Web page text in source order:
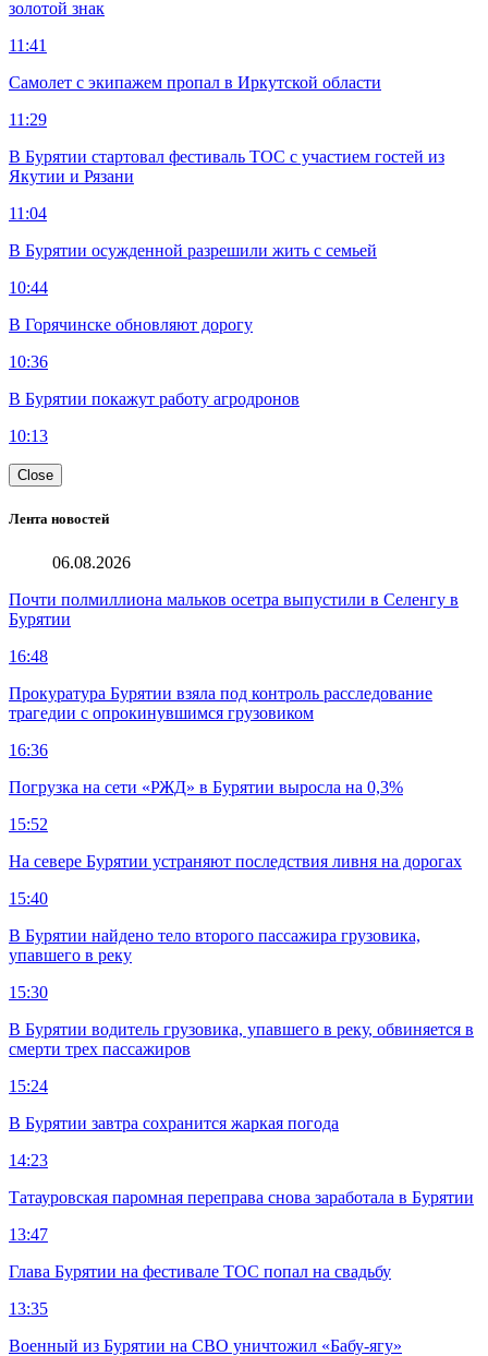
золотой знак
11:41
Самолет с экипажем пропал в Иркутской области
11:29
В Бурятии стартовал фестиваль ТОС с участием гостей из
Якутии и Рязани
11:04
В Бурятии осужденной разрешили жить с семьей
10:44
В Горячинске обновляют дорогу
10:36
В Бурятии покажут работу агродронов
10:13
Close
Лента новостей
06.08.2026
Почти полмиллиона мальков осетра выпустили в Селенгу в
Бурятии
16:48
Прокуратура Бурятии взяла под контроль расследование
трагедии с опрокинувшимся грузовиком
16:36
Погрузка на сети «РЖД» в Бурятии выросла на 0,3%
15:52
На севере Бурятии устраняют последствия ливня на дорогах
15:40
В Бурятии найдено тело второго пассажира грузовика,
упавшего в реку
15:30
В Бурятии водитель грузовика, упавшего в реку, обвиняется в
смерти трех пассажиров
15:24
В Бурятии завтра сохранится жаркая погода
14:23
Татауровская паромная переправа снова заработала в Бурятии
13:47
Глава Бурятии на фестивале ТОС попал на свадьбу
13:35
Военный из Бурятии на СВО уничтожил «Бабу-ягу»